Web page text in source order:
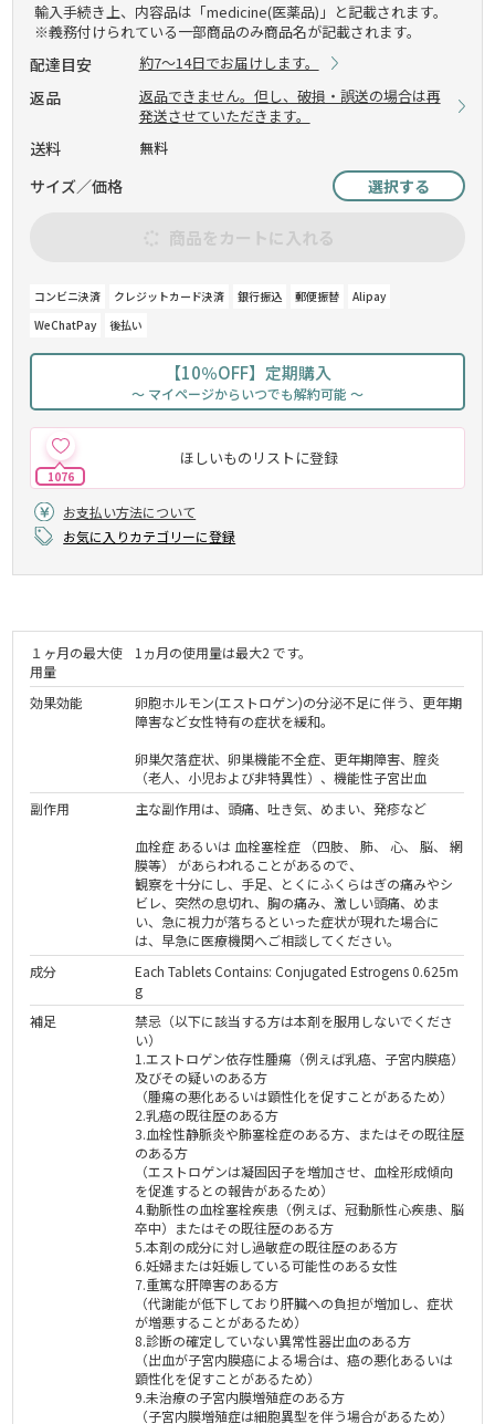
輸入手続き上、内容品は「medicine(医薬品)」と記載されます。
※義務付けられている一部商品のみ商品名が記載されます。
配達目安 約7～14日でお届けします。
返品
返品できません。但し、破損・誤送の場合は再
発送させていただきます。
送料 無料
サイズ／価格 選択する
商品をカートに入れる
コンビニ決済 クレジットカード決済 銀行振込 郵便振替
Alipay
WeChatPay
後払い
【10％OFF】定期購入
～ マイページからいつでも解約可能 ～
ほしいものリストに登録
1076
お支払い方法について
お気に入りカテゴリーに登録
１ヶ月の最大使
用量
1ヵ月の使用量は最大2 です。
効果効能
卵胞ホルモン(エストロゲン)の分泌不足に伴う、更年期
障害など女性特有の症状を緩和。
卵巣欠落症状、卵巣機能不全症、更年期障害、腟炎
（老人、小児および非特異性）、機能性子宮出血
副作用
主な副作用は、頭痛、吐き気、めまい、発疹など
血栓症 あるいは 血栓塞栓症 （四肢、 肺、 心、 脳、 網
膜等） があらわれることがあるので、
観察を十分にし、手足、とくにふくらはぎの痛みやシ
ビレ、突然の息切れ、胸の痛み、激しい頭痛、めま
い、急に視力が落ちるといった症状が現れた場合に
は、早急に医療機関へご相談してください。
成分
Each Tablets Contains: Conjugated Estrogens 0.625m
g
補足
禁忌（以下に該当する方は本剤を服用しないでくださ
い）
1.エストロゲン依存性腫瘍（例えば乳癌、子宮内膜癌）
及びその疑いのある方
（腫瘍の悪化あるいは顕性化を促すことがあるため）
2.乳癌の既往歴のある方
3.血栓性静脈炎や肺塞栓症のある方、またはその既往歴
のある方
（エストロゲンは凝固因子を増加させ、血栓形成傾向
を促進するとの報告があるため）
4.動脈性の血栓塞栓疾患（例えば、冠動脈性心疾患、脳
卒中）またはその既往歴のある方
5.本剤の成分に対し過敏症の既往歴のある方
6.妊婦または妊娠している可能性のある女性
7.重篤な肝障害のある方
（代謝能が低下しており肝臓への負担が増加し、症状
が増悪することがあるため）
8.診断の確定していない異常性器出血のある方
（出血が子宮内膜癌による場合は、癌の悪化あるいは
顕性化を促すことがあるため）
9.未治療の子宮内膜増殖症のある方
（子宮内膜増殖症は細胞異型を伴う場合があるため）